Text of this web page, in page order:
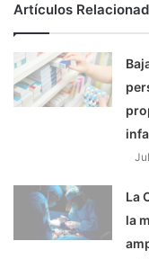
Artículos
La
la